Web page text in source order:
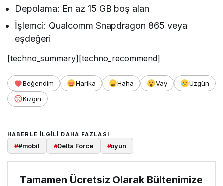
Depolama: En az 15 GB boş alan
İşlemci: Qualcomm Snapdragon 865 veya
eşdeğeri
[techno_summary][techno_recommend]
Beğendim Harika Haha Vay
Üzgün
Kızgın
HABERLE ILGILI DAHA FAZLASI
##mobil #Delta Force #oyun
Tamamen Ücretsiz Olarak Bültenimize